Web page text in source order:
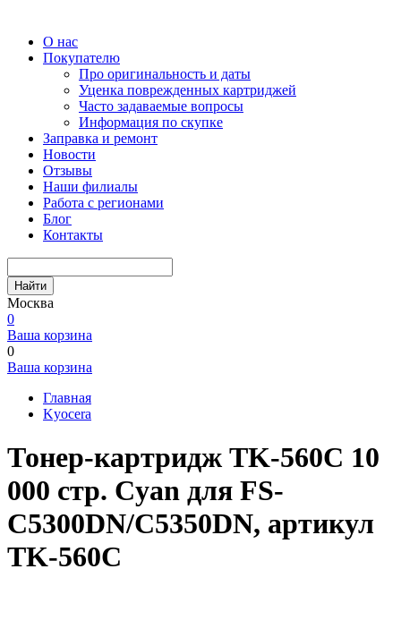
О нас
Покупателю
Про оригинальность и даты
Уценка поврежденных картриджей
Часто задаваемые вопросы
Информация по скупке
Заправка и ремонт
Новости
Отзывы
Наши филиалы
Работа с регионами
Блог
Контакты
Найти
Москва
0
Ваша корзина
0
Ваша корзина
Главная
Kyocera
Тонер-картридж TK-560C 10
000 стр. Cyan для FS-
C5300DN/C5350DN, артикул
TK-560C